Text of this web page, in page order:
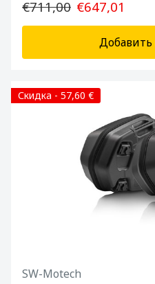
€711,00 €647,01
Добавить
Скидка - 57,60 €
SW-Motech